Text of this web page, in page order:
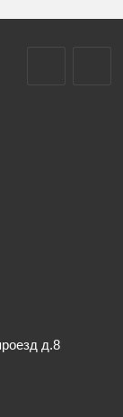
д.8